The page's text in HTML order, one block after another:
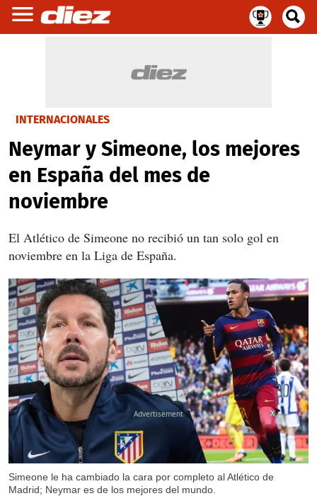
INTERNACIONALES
Neymar y Simeone, los mejores
en España del mes de
noviembre
El Atlético de Simeone no recibió un tan solo gol en
noviembre en la Liga de España.
Simeone le ha cambiado la cara por completo al Atlético de
Madrid; Neymar es de los mejores del mundo.
X